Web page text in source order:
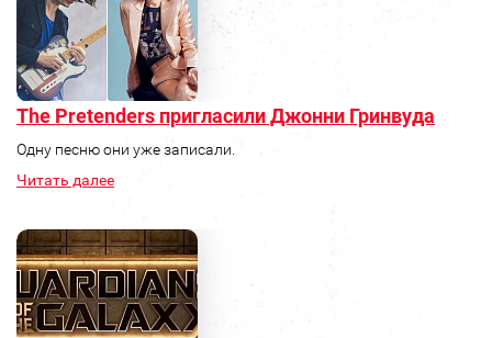
The Pretenders пригласили Джонни Гринвуда
Одну песню они уже записали.
Читать далее